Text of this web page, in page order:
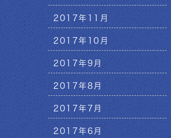
2017年11月
2017年10月
2017年9月
2017年8月
2017年7月
2017年6月